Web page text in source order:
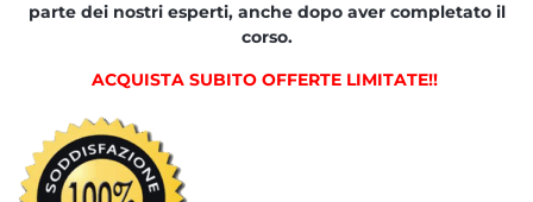
parte dei nostri esperti, anche dopo aver completato il
corso.
ACQUISTA SUBITO OFFERTE LIMITATE!!